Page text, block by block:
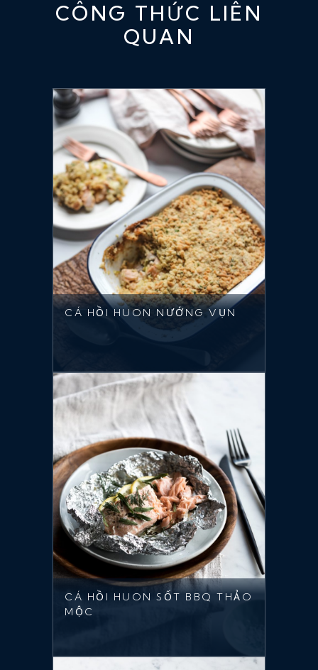
CÔNG THỨC LIÊN
QUAN
CÁ HỒI HUON NƯỚNG VỤN
CÁ HỒI HUON SỐT BBQ THẢO
MỘC